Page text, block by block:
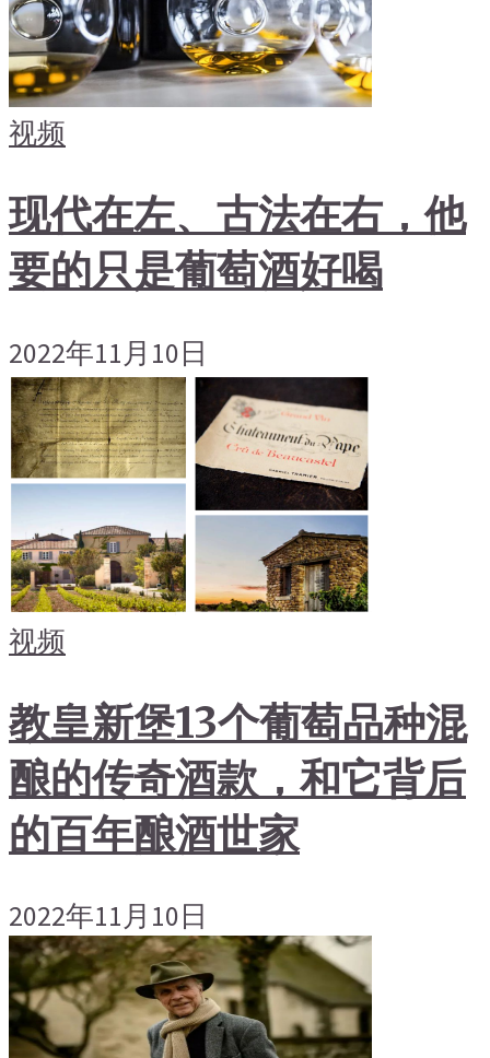
视频
现代在左、古法在右，他
要的只是葡萄酒好喝
2022年11月10日
视频
教皇新堡13个葡萄品种混
酿的传奇酒款，和它背后
的百年酿酒世家
2022年11月10日